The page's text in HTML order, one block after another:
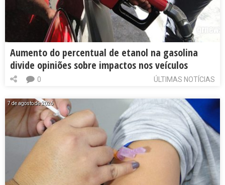
Aumento do percentual de etanol na gasolina
divide opiniões sobre impactos nos veículos
ÚLTIMAS NOTÍCIAS
0
7 de agosto de 2026